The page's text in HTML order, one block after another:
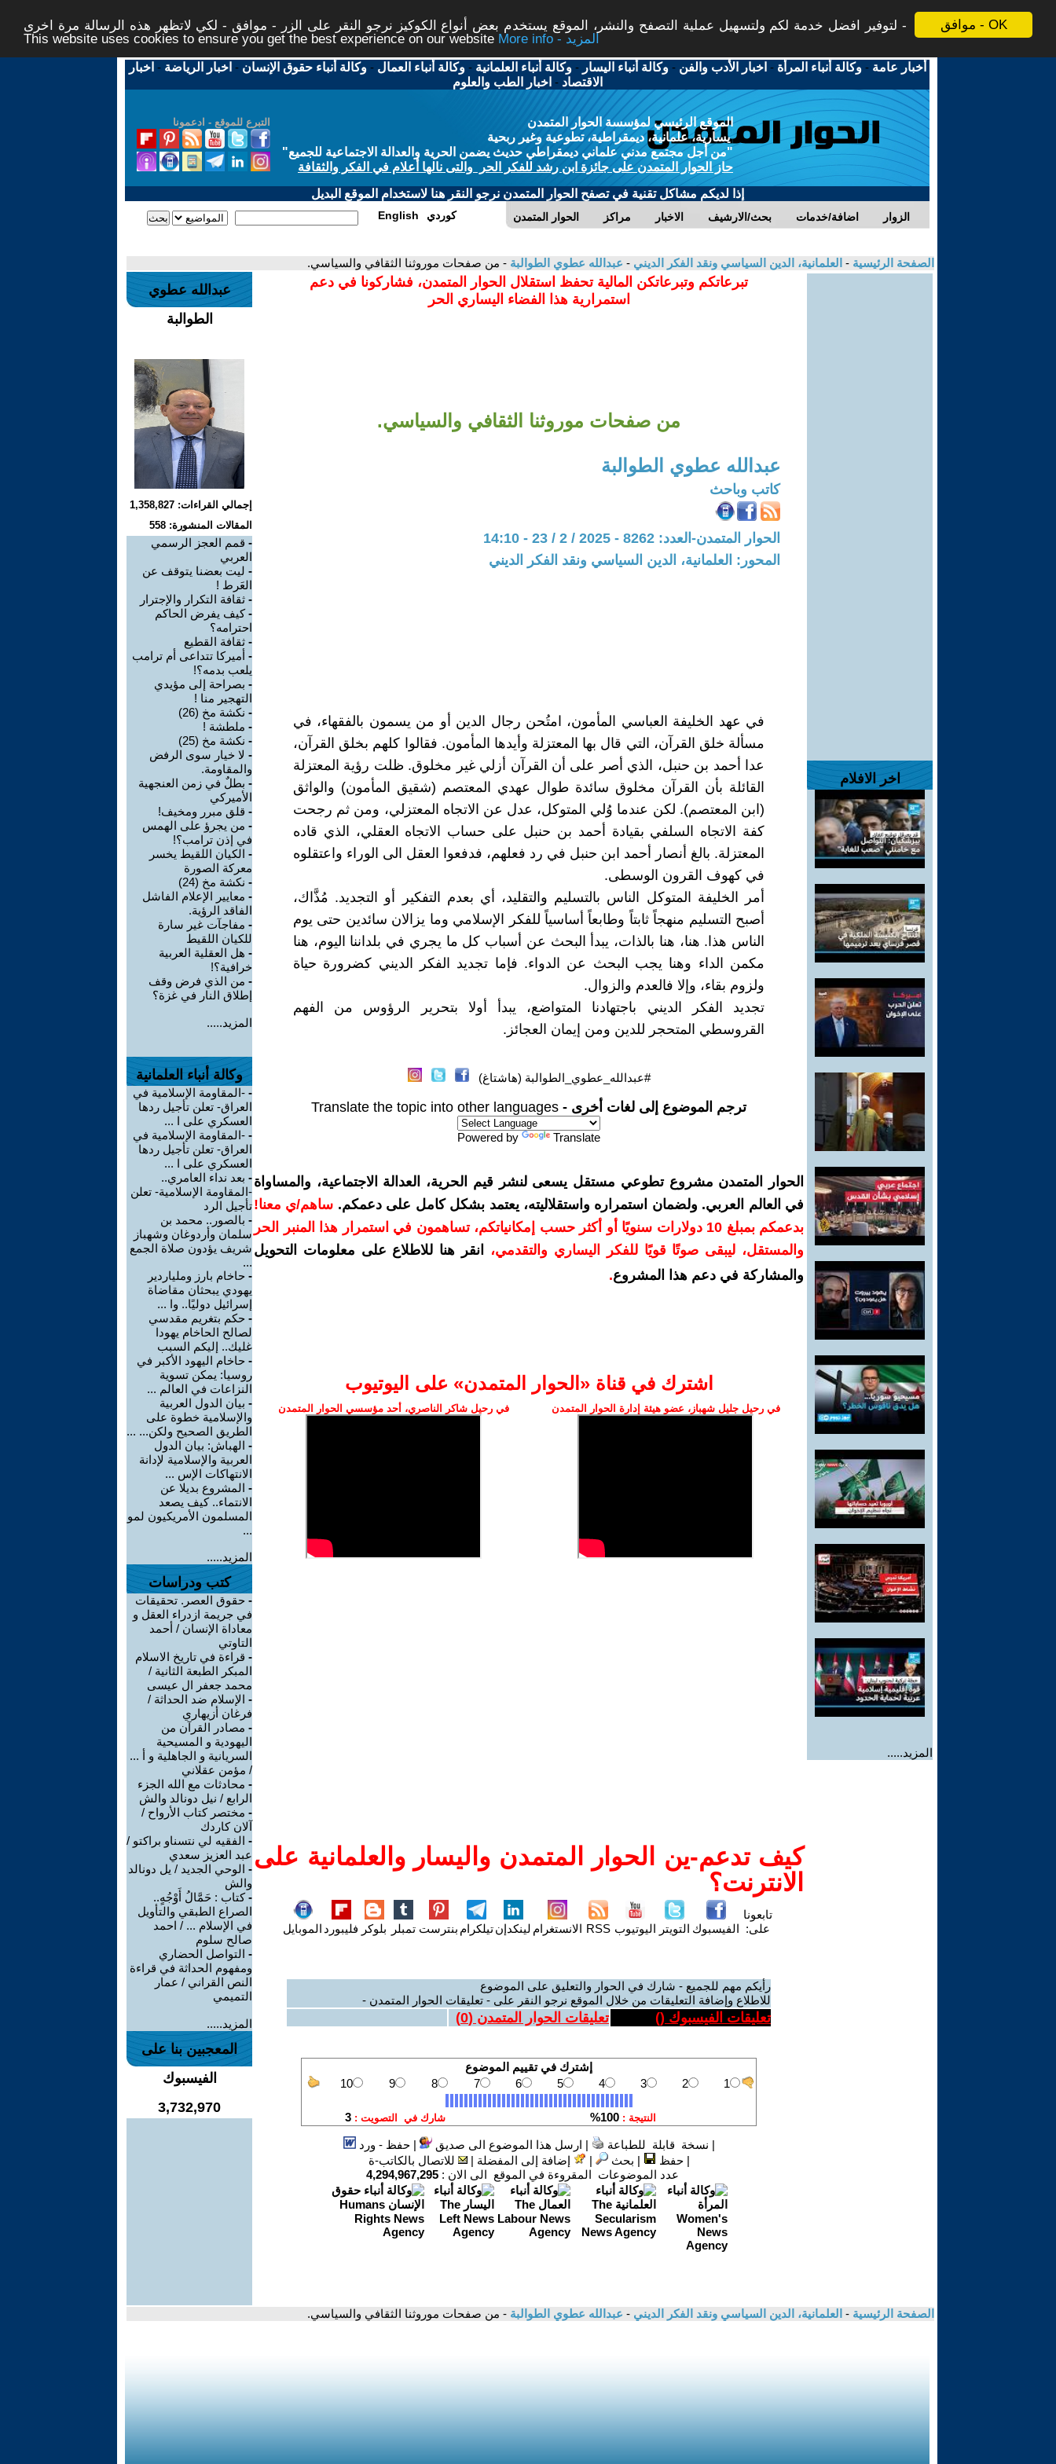
موافق - OK
لتوفير افضل خدمة لكم ولتسهيل عملية التصفح والنشر، الموقع يستخدم بعض أنواع الكوكيز نرجو النقر على الزر - موافق - لكي لاتظهر هذه الرسالة مرة اخرى -
This website uses cookies to ensure you get the best experience on our website
More info - المزيد
أخبار عامة -وكالة أنباء المرأة - اخبار الأدب والفن -وكالة أنباء اليسار -وكالة أنباء العلمانية -وكالة أنباء العمال -وكالة أنباء حقوق الإنسان - اخبار الرياضة - اخبار
الاقتصاد - اخبار الطب والعلوم
التبرع للموقع - ادعمونا
الموقع الرئيسي لمؤسسة الحوار المتمدن
يسارية، علمانية، ديمقراطية، تطوعية وغير ربحية
"من أجل مجتمع مدني علماني ديمقراطي حديث يضمن الحرية والعدالة الاجتماعية للجميع"
حاز الحوار المتمدن على جائزة ابن رشد للفكر الحر والتى نالها أعلام في الفكر والثقافة
إذا لديكم مشاكل تقنية في تصفح الحوار المتمدن نرجو النقر هنا لاستخدام الموقع البديل
الحوار المتمدن مراكز الاخبار بحث/الارشيف اضافة/خدمات الزوار English كوردي
الصفحة الرئيسية - العلمانية، الدين السياسي ونقد الفكر الديني - عبدالله عطوي الطوالبة - من صفحات موروثنا الثقافي والسياسي.
اخر الافلام
المزيد.....
تبرعاتكم وتبرعاتكن المالية تحفظ استقلال الحوار المتمدن، فشاركونا في دعم
استمرارية هذا الفضاء اليساري الحر
من صفحات موروثنا الثقافي والسياسي.
عبدالله عطوي الطوالبة
كاتب وباحث
الحوار المتمدن-العدد: 8262 - 2025 / 2 / 23 - 14:10
المحور: العلمانية، الدين السياسي ونقد الفكر الديني
في عهد الخليفة العباسي المأمون، امتُحن رجال الدين أو من يسمون بالفقهاء، في
مسألة خلق القرآن، التي قال بها المعتزلة وأيدها المأمون. فقالوا كلهم بخلق القرآن،
عدا أحمد بن حنبل، الذي أصر على أن القرآن أزلي غير مخلوق. ظلت رؤية المعتزلة
القائلة بأن القرآن مخلوق سائدة طوال عهدي المعتصم (شقيق المأمون) والواثق
(ابن المعتصم). لكن عندما وُلي المتوكل، عدل عن الاتجاه المعتزلي، ومن ثم رجحت
كفة الاتجاه السلفي بقيادة أحمد بن حنبل على حساب الاتجاه العقلي، الذي قاده
المعتزلة. بالغ أنصار أحمد ابن حنبل في رد فعلهم، فدفعوا العقل الى الوراء واعتقلوه
في كهوف القرون الوسطى.
أمر الخليفة المتوكل الناس بالتسليم والتقليد، أي بعدم التفكير أو التجديد. مُذَّاك،
أصبح التسليم منهجاً ثابتاً وطابعاً أساسياً للفكر الإسلامي وما يزالان سائدين حتى يوم
الناس هذا. هنا، هنا بالذات، يبدأ البحث عن أسباب كل ما يجري في بلداننا اليوم، هنا
مكمن الداء وهنا يجب البحث عن الدواء. فإما تجديد الفكر الديني كضرورة حياة
ولزوم بقاء، وإلا فالعدم والزوال.
تجديد الفكر الديني باجتهادنا المتواضع، يبدأ أولا بتحرير الرؤوس من الفهم
القروسطي المتحجر للدين ومن إيمان العجائز.
#عبدالله_عطوي_الطوالبة (هاشتاغ)
ترجم الموضوع إلى لغات أخرى - Translate the topic into other languages
Powered by Translate
الحوار المتمدن مشروع تطوعي مستقل يسعى لنشر قيم الحرية، العدالة الاجتماعية، والمساواة
في العالم العربي. ولضمان استمراره واستقلاليته، يعتمد بشكل كامل على دعمكم. ساهم/ي معنا!
بدعمكم بمبلغ 10 دولارات سنويًا أو أكثر حسب إمكانياتكم، تساهمون في استمرار هذا المنبر الحر
والمستقل، ليبقى صوتًا قويًا للفكر اليساري والتقدمي،
انقر هنا للاطلاع على معلومات التحويل
والمشاركة في دعم هذا المشروع.
اشترك في قناة ‫«الحوار المتمدن» على اليوتيوب
في رحيل جليل شهباز، عضو هيئة إدارة الحوار المتمدن في رحيل شاكر الناصري، أحد مؤسسي الحوار المتمدن
كيف تدعم-ين الحوار المتمدن واليسار والعلمانية على
الانترنت؟
تابعونا
على: الفيسبوك التويتر اليوتيوب RSS الانستغرام لينكدإنتيلكرام بنترست تمبلر بلوكر فليبورد الموبايل
رأيكم مهم للجميع - شارك في الحوار والتعليق على الموضوع
للاطلاع وإضافة التعليقات من خلال الموقع نرجو النقر على - تعليقات الحوار المتمدن -
تعليقات الفيسبوك () تعليقات الحوار المتمدن (0
)
| نسخة قابلة للطباعة | ارسل هذا الموضوع الى صديق |حفظ - ورد
|حفظ | بحث | إضافة إلى المفضلة |
للاتصال بالكاتب-ة
عدد الموضوعات المقروءة في الموقع الى الان : 4,294,967,295
عبدالله عطوي
الطوالبة
إجمالي القراءات: 1,358,827
المقالات المنشورة: 558
- قمم العجز الرسمي
العربي
- ليت بعضنا يتوقف عن
العَرط !
- ثقافة التكرار والإجترار
-كيف يفرض الحاكم
احترامه؟
- ثقافة القطيع
- أميركا تتداعى أم ترامب
يلعب بدمه؟!
- بصراحة إلى مؤيدي
التهجير منا !
- نكشة مخ (26)
- ملطشة !
- نكشة مخ (25)
- لا خيار سوى الرفض
والمقاومة.
- بطلٌ في زمن العنجهية
الأميركي
- قلق مبرر ومخيف!
- من يجرؤ على الهمس
في إذن ترامب؟!
- الكيان اللقيط يخسر
معركة الصورة
- نكشة مخ (24)
- معايير الإعلام الفاشل
الفاقد الرؤية.
- مفاجآت غير سارة
للكيان اللقيط
- هل العقلية العربية
خرافية؟!
- من الذي فرض وقف
إطلاق النار في غزة؟
المزيد.....
وكالة أنباء العلمانية
- -المقاومة الإسلامية في
العراق- تعلن تأجيل ردها
العسكري على ا ...
- -المقاومة الإسلامية في
العراق- تعلن تأجيل ردها
العسكري على ا ...
- بعد نداء العامري..
-المقاومة الإسلامية- تعلن
تأجيل الرد
- بالصور.. محمد بن
سلمان وأردوغان وشهباز
شريف يؤدون صلاة الجمع
...
- حاخام بارز وملياردير
يهودي يبحثان مقاضاة
إسرائيل دوليًا.. وا ...
- حكم بتغريم مقدسي
لصالح الحاخام يهودا
غليك.. إليكم السبب
- حاخام اليهود الأكبر في
روسيا: يمكن تسوية
النزاعات في العالم ...
- بيان الدول العربية
والإسلامية خطوة على
الطريق الصحيح ولكن... ...
- الهباش: بيان الدول
العربية والإسلامية لإدانة
الانتهاكات الإس ...
- المشروع بديلا عن
الانتماء.. كيف يصعد
المسلمون الأمريكيون لمو
...
المزيد.....
كتب ودراسات
- حقوق العصر. تحقيقات
في جريمة ازدراء العقل و
معاداة الإنسان / أحمد
التاوتي
- قراءة في تاريخ الاسلام
المبكر الطبعة الثانية /
محمد جعفر ال عيسى
- الإسلام ضد الحداثة /
فرغان أزيهاري
- مصادر القرآن من
اليهودية و المسيحية
السريانية و الجاهلية و أ ...
/ مؤمن عقلاني
- محادثات مع الله الجزء
الرابع / نيل دونالد والش
- مختصر كتاب الأرواح /
آلان كاردك
- الفقيه لي نتسناو براكتو /
عبد العزيز سعدي
- الوحي الجديد / يل دونالد
والش
-كتاب : حَمَّالُ أَوْجُهٍ..
الصراع الطبقي والتأويل
في الإسلام ... / احمد
صالح سلوم
- التواصل الحضاري
ومفهوم الحداثة في قراءة
النص القراني / عمار
التميمي
المزيد.....
المعجبين بنا على
الفيسبوك
3,732,970
الصفحة الرئيسية - العلمانية، الدين السياسي ونقد الفكر الديني - عبدالله عطوي الطوالبة - من صفحات موروثنا الثقافي والسياسي.